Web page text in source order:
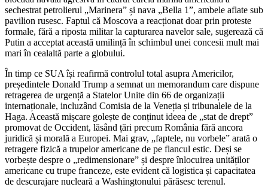
sechestrat petrolierul „Marinera” și nava „Bella 1”, ambele aflate sub
pavilion rusesc. Faptul că Moscova a reacționat doar prin proteste
formale, fără a riposta militar la capturarea navelor sale, sugerează că
Putin a acceptat această umilință în schimbul unei concesii mult mai
mari în cealaltă parte a globului.
În timp ce SUA își reafirmă controlul total asupra Americilor,
președintele Donald Trump a semnat un memorandum care dispune
retragerea de urgență a Statelor Unite din 66 de organizații
internaționale, incluzând Comisia de la Veneția și tribunalele de la
Haga. Această mișcare golește de conținut ideea de „stat de drept”
promovat de Occident, lăsând țări precum România fără ancora
juridică și morală a Europei. Mai grav, „faptele, nu vorbele” arată o
retragere fizică a trupelor americane de pe flancul estic. Deși se
vorbește despre o „redimensionare” și despre înlocuirea unităților
americane cu trupe franceze, este evident că logistica și capacitatea
de descurajare nucleară a Washingtonului părăsesc terenul.